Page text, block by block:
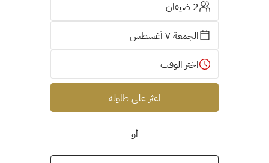
2 ضيفان
الجمعة ٧ أغسطس
اختر الوقت
اعثر على طاولة
أو